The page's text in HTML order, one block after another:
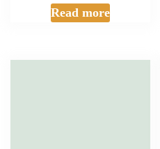
Read more